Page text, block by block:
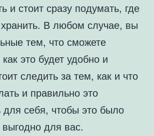
и стоит сразу подумать, где
В любом случае, вы
тем, что сможете
это будет удобно и
следить за тем, как и что
и правильно это
для себя, чтобы это было
для вас.